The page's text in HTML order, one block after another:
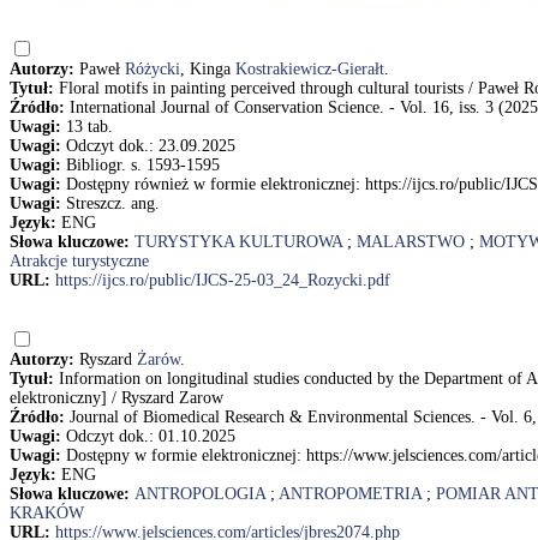
Autorzy: Paweł Różycki, Kinga Kostrakiewicz-Gierałt.
Tytuł: Floral motifs in painting perceived through cultural tourists / Paweł
Źródło: International Journal of Conservation Science. - Vol. 16, iss. 3
Uwagi: 13 tab.
Uwagi: Odczyt dok.: 23.09.2025
Uwagi: Bibliogr. s. 1593-1595
Uwagi: Dostępny również w formie elektronicznej: https://ijcs.ro/public/
Uwagi: Streszcz. ang.
Język: ENG
Słowa kluczowe: TURYSTYKA KULTUROWA; MALARSTWO ;
Atrakcje turystyczne
URL: https://ijcs.ro/public/IJCS-25-03_24_Rozycki.pdf
Autorzy: Ryszard Żarów.
Tytuł: Information on longitudinal studies conducted by the Department
elektroniczny] / Ryszard Zarow
Źródło: Journal of Biomedical Research & Environmental Sciences. - Vol.
Uwagi: Odczyt dok.: 01.10.2025
Uwagi: Dostępny w formie elektronicznej: https://www.jelsciences.com/
Język: ENG
Słowa kluczowe: ANTROPOLOGIA; ANTROPOMETRIA; POMIAR
KRAKÓW
URL: https://www.jelsciences.com/articles/jbres2074.php